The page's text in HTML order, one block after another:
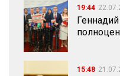
19:44
15:48